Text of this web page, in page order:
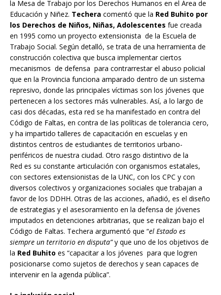
la Mesa de Trabajo por los Derechos Humanos en el Área de
Educación y Niñez. Techera comentó que la Red Buhito por
los Derechos de Niños, Niñas, Adolescentes fue creada
en 1995 como un proyecto extensionista de la Escuela de
Trabajo Social. Según detalló, se trata de una herramienta de
construcción colectiva que busca implementar ciertos
mecanismos de defensa para contrarrestar el abuso policial
que en la Provincia funciona amparado dentro de un sistema
represivo, donde las principales víctimas son los jóvenes que
pertenecen a los sectores más vulnerables. Así, a lo largo de
casi dos décadas, esta red se ha manifestado en contra del
Código de Faltas, en contra de las políticas de tolerancia cero,
y ha impartido talleres de capacitación en escuelas y en
distintos centros de estudiantes de territorios urbano-
periféricos de nuestra ciudad. Otro rasgo distintivo de la
Red es su constante articulación con organismos estatales,
con sectores extensionistas de la UNC, con los CPC y con
diversos colectivos y organizaciones sociales que trabajan a
favor de los DDHH. Otras de las acciones, añadió, es el diseño
de estrategias y el asesoramiento en la defensa de jóvenes
imputados en detenciones arbitrarias, que se realizan bajo el
Código de Faltas. Techera argumentó que “el Estado es
siempre un territorio en disputa”y que uno de los objetivos de
la Red Buhito es “capacitar a los jóvenes para que logren
posicionarse como sujetos de derechos y sean capaces de
intervenir en la agenda pública”.